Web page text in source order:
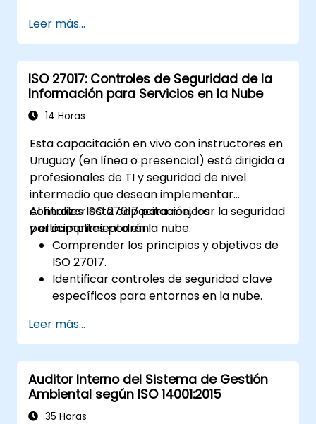
Leer más...
ISO 27017: Controles de Seguridad de la
Información para Servicios en la Nube
14 Horas
Esta capacitación en vivo con instructores en
Uruguay (en línea o presencial) está dirigida a
profesionales de TI y seguridad de nivel
intermedio que desean implementar
controles ISO 27017 para mejorar la seguridad
y el cumplimiento en la nube.
Al finalizar esta capacitación, los
participantes podrán:
Comprender los principios y objetivos de
ISO 27017.
Identificar controles de seguridad clave
específicos para entornos en la nube.
de los proveedores de servicios en la
nube y entre los clientes de la nube.
Alinear las estrategias de seguridad en la
nube con los requisitos de ISO 27001.
Garantizar el cumplimiento con las
mejores prácticas internacionales de
Leer más...
Auditor Interno del Sistema de Gestión
Ambiental según ISO 14001:2015
35 Horas